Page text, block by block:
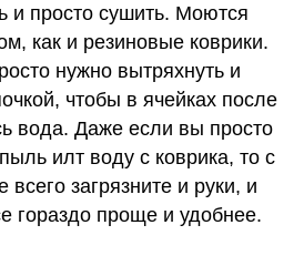
и просто сушить. Моются
как и резиновые коврики.
нужно вытряхнуть и
чтобы в ячейках после
вода. Даже если вы просто
илт воду с коврика, то с
загрязните и руки, и
гораздо проще и удобнее.